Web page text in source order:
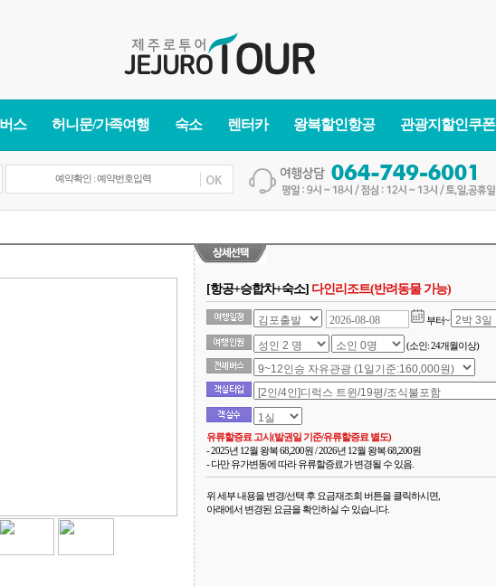
스 허니문/가족여행 숙소 렌터카 왕복할인항공 관광지할인쿠폰
[항공+승합차+숙소] 다인리조트(반려동물 가능)
부터~
(소인: 24개월이상)
유류할증료 고시(발권일 기준/유류할증료 별도)
- 2025년 12월 왕복 68,200원 / 2026년 12월 왕복 68,200원
- 다만 유가변동에 따라 유류할증료가 변경될 수 있음.
위 세부 내용을 변경/선택 후 요금재조회 버튼을 클릭하시면,
아래에서 변경된 요금을 확인하실 수 있습니다.